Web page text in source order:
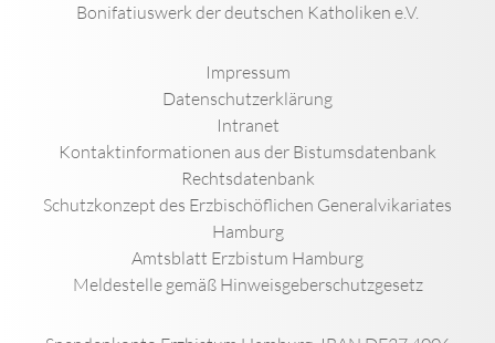
Bonifatiuswerk der deutschen Katholiken e.V.
Impressum
Datenschutzerklärung
Intranet
Kontaktinformationen aus der Bistumsdatenbank
Rechtsdatenbank
Schutzkonzept des Erzbischöflichen Generalvikariates
Hamburg
Amtsblatt Erzbistum Hamburg
Meldestelle gemäß Hinweisgeberschutzgesetz